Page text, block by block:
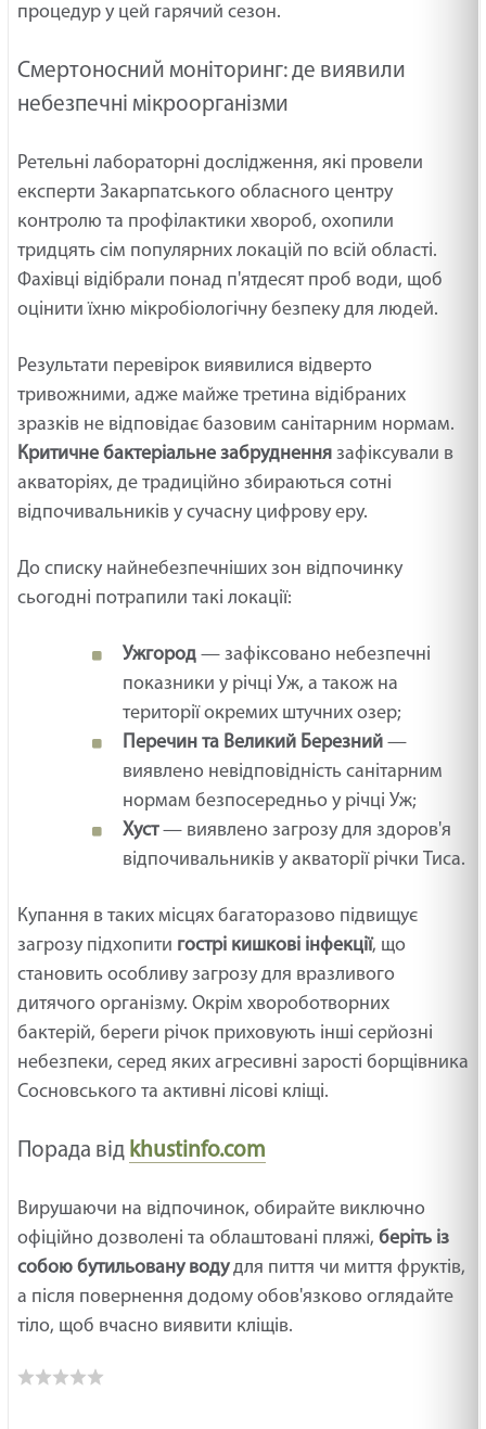
процедур у цей гарячий сезон.
Смертоносний моніторинг: де виявили
небезпечні мікроорганізми
Ретельні лабораторні дослідження, які провели
експерти Закарпатського обласного центру
контролю та профілактики хвороб, охопили
тридцять сім популярних локацій по всій області.
Фахівці відібрали понад п'ятдесят проб води, щоб
оцінити їхню мікробіологічну безпеку для людей.
Результати перевірок виявилися відверто
тривожними, адже майже третина відібраних
зразків не відповідає базовим санітарним нормам.
Критичне бактеріальне забруднення зафіксували в
акваторіях, де традиційно збираються сотні
відпочивальників у сучасну цифрову еру.
До списку найнебезпечніших зон відпочинку
сьогодні потрапили такі локації:
Ужгород — зафіксовано небезпечні
показники у річці Уж, а також на
території окремих штучних озер;
Перечин та Великий Березний —
виявлено невідповідність санітарним
нормам безпосередньо у річці Уж;
Хуст— виявлено загрозу для здоров'я
відпочивальників у акваторії річки Тиса.
Купання в таких місцях багаторазово підвищує
загрозу підхопити гострі кишкові інфекції, що
становить особливу загрозу для вразливого
дитячого організму. Окрім хвороботворних
бактерій, береги річок приховують інші серйозні
небезпеки, серед яких агресивні зарості борщівника
Сосновського та активні лісові кліщі.
Порада від khustinfo.com
Вирушаючи на відпочинок, обирайте виключно
офіційно дозволені та облаштовані пляжі,беріть із
собою бутильовану водудля пиття чи миття фруктів,
а після повернення додому обов'язково оглядайте
тіло, щоб вчасно виявити кліщів.